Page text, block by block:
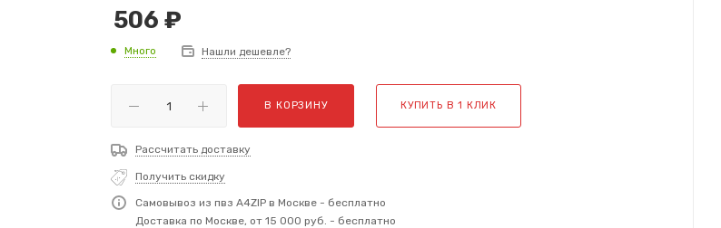
506 ₽
Много Нашли дешевле?
В КОРЗИНУ КУПИТЬ В 1 КЛИК
Рассчитать доставку
Получить скидку
Самовывоз из пвз A4ZIP в Москве - бесплатно
Доставка по Москве, от 15 000 руб. - бесплатно